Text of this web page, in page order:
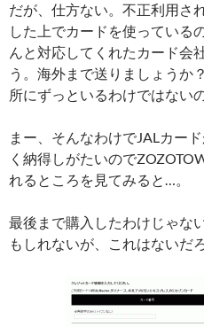
だが、仕方ない。不正利用さ
した上でカードを使っている
んと対応してくれたカード会
う。海外まで送りましょうか
所にずっといるわけではない
まー、そんなわけでJALカー
く納得しがたいので
れるところを見てみると…。
最後まで購入したわけじゃな
もしれないが、これはないだ